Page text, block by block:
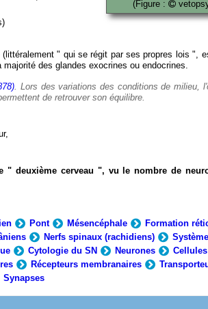
(Figure :
(littéralement " qui se régit par ses propres lois ",
des glandes exocrines ou endocrines.
. Lors des variations des conditions de milieu,
de retrouver son équilibre.
" deuxième cerveau ", vu le nombre de
Pont Mésencéphale
Formation
Nerfs spinaux (rachidiens)
Cytologie du SN Neurones
Récepteurs membranaires
Synapses